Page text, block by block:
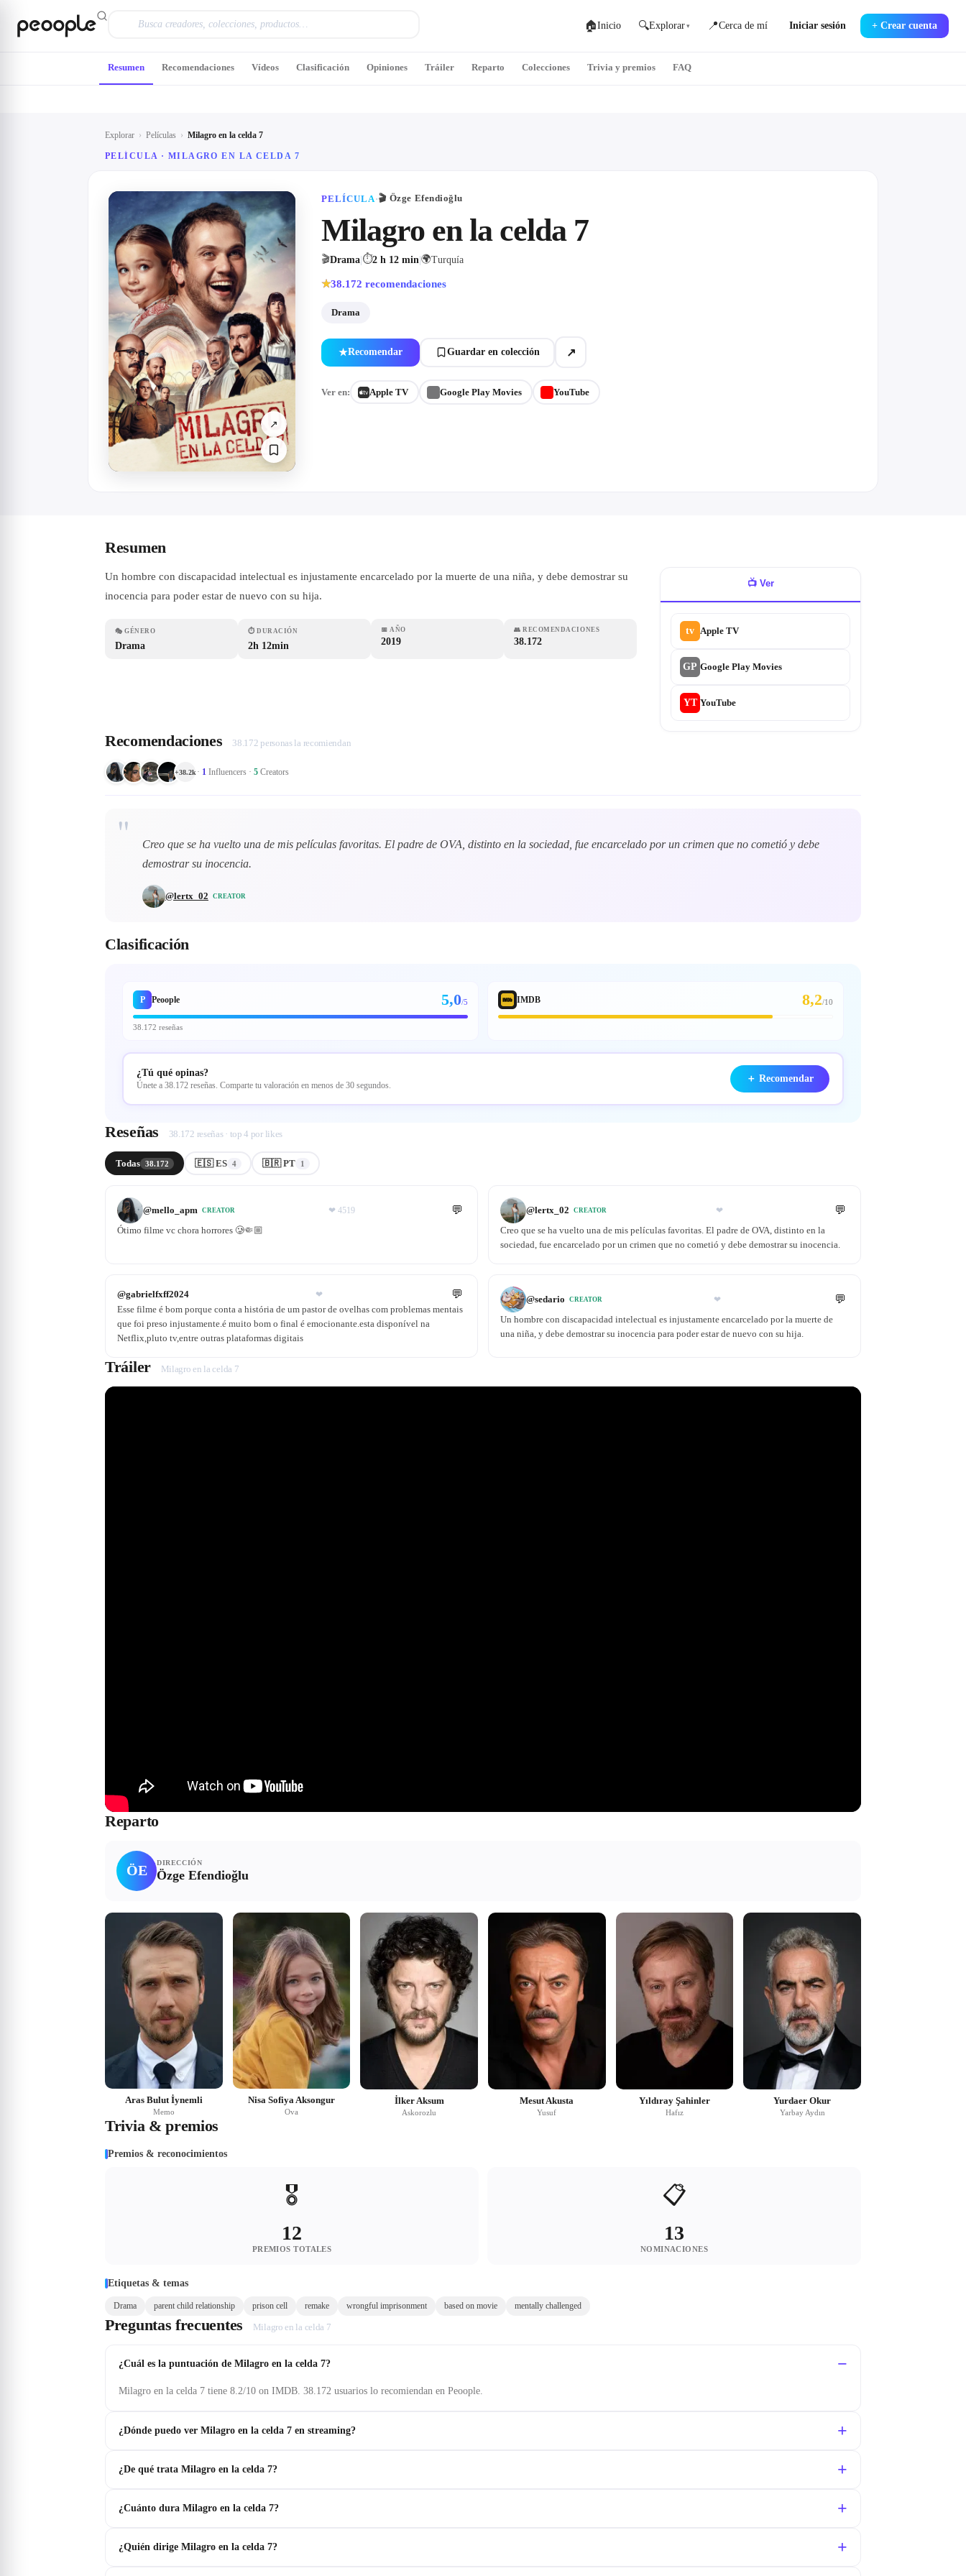
🏠Inicio 🔍Explorar ▾ 📍Cerca de mí Iniciar sesión + Crear cuenta
Explorar › Películas › Milagro en la celda 7
PELÍCULA · MILAGRO EN LA CELDA 7
↗
PELÍCULA·🎬 Özge Efendioğlu
Milagro en la celda 7
🎬Drama ⏱2 h 12 min 🌍Turquía
★38.172 recomendaciones
Drama
★Recomendar Guardar en colección ↗
Ver en: Apple TV Google Play Movies YouTube
Resumen Recomendaciones Vídeos Clasificación Opiniones Tráiler Reparto Colecciones Trivia y premios FAQ
Resumen
Un hombre con discapacidad intelectual es injustamente encarcelado por la muerte de una niña, y debe demostrar su
inocencia para poder estar de nuevo con su hija.
🎭 GÉNERO
Drama
⏱ DURACIÓN
2h 12min
📅 AÑO
2019
👥 RECOMENDACIONES
38.172
📺 Ver
tv Apple TV
GP Google Play Movies
YT YouTube
Recomendaciones 38.172 personas la recomiendan
+38.2k · 1 Influencers · 5 Creators
"
Creo que se ha vuelto una de mis películas favoritas. El padre de OVA, distinto en la sociedad, fue encarcelado por un crimen que no cometió y debe
demostrar su inocencia.
@lertx_02 CREATOR
Clasificación
P Peoople 5,0/5
38.172 reseñas
IMDB 8,2/10
¿Tú qué opinas?
Únete a 38.172 reseñas. Comparte tu valoración en menos de 30 segundos.
＋ Recomendar
Reseñas 38.172 reseñas · top 4 por likes
Todas 38.172 🇪🇸 ES 4 🇧🇷 PT 1
@mello_apm CREATOR ❤ 4519 💬
Ótimo filme vc chora horrores 🥲🤏🏼
@lertx_02 CREATOR ❤ 💬
Creo que se ha vuelto una de mis películas favoritas. El padre de OVA, distinto en la
sociedad, fue encarcelado por un crimen que no cometió y debe demostrar su inocencia.
@gabrielfxff2024 ❤ 💬
Esse filme é bom porque conta a história de um pastor de ovelhas com problemas mentais
que foi preso injustamente.é muito bom o final é emocionante.esta disponível na
Netflix,pluto tv,entre outras plataformas digitais
@sedario CREATOR ❤ 💬
Un hombre con discapacidad intelectual es injustamente encarcelado por la muerte de
una niña, y debe demostrar su inocencia para poder estar de nuevo con su hija.
Tráiler Milagro en la celda 7
Reparto
ÖE DIRECCIÓN
Özge Efendioğlu
Aras Bulut İynemli
Memo
Nisa Sofiya Aksongur
Ova
İlker Aksum
Askorozlu
Mesut Akusta
Yusuf
Yıldıray Şahinler
Hafız
Yurdaer Okur
Yarbay Aydın
Trivia & premios
Premios & reconocimientos
🎖️
12
PREMIOS TOTALES
📋
13
NOMINACIONES
Etiquetas & temas
Drama parent child relationship prison cell remake wrongful imprisonment based on movie mentally challenged
Preguntas frecuentes Milagro en la celda 7
¿Cuál es la puntuación de Milagro en la celda 7?
Milagro en la celda 7 tiene 8.2/10 on IMDB. 38.172 usuarios lo recomiendan en Peoople.
¿Dónde puedo ver Milagro en la celda 7 en streaming?
¿De qué trata Milagro en la celda 7?
¿Cuánto dura Milagro en la celda 7?
¿Quién dirige Milagro en la celda 7?